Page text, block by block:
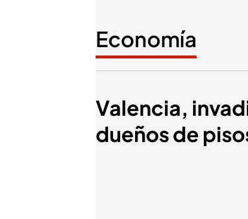
Economía
Valencia,
dueños de